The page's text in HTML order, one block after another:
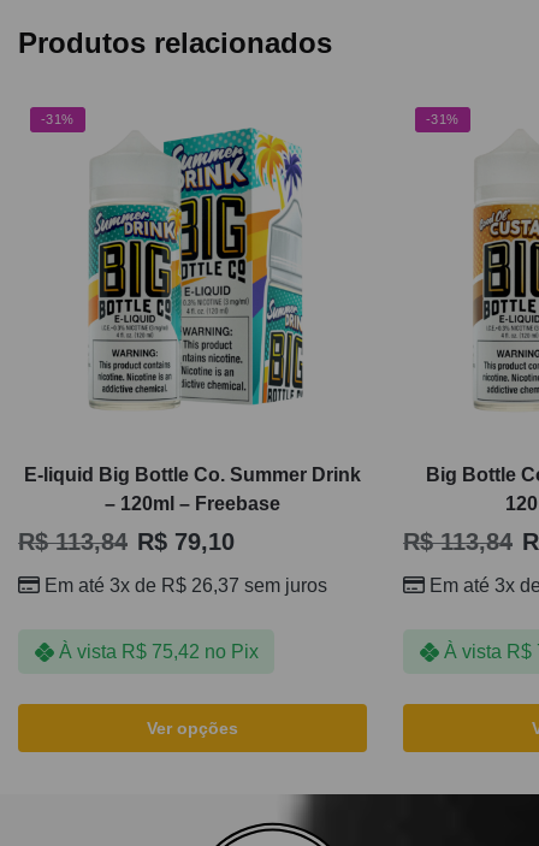
Produtos relacionados
-31%
E-liquid Big Bottle Co. Summer Drink
– 120ml – Freebase
R$113,84 R$ 79,10
Em até 3x de R$ 26,37 sem juros
À vista R$75,42 no Pix
Ver opções
-31%
Big Bottle
R$113,84
Em até 3x
À vista R$